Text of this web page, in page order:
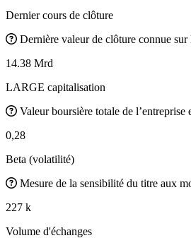
Dernier cours de clôture
Dernière valeur de clôture connue sur
14.38 Mrd
LARGE capitalisation
Valeur boursière totale de
0,28
Beta (volatilité)
Mesure de la sensibilité du titre aux
227 k
Volume d'échanges